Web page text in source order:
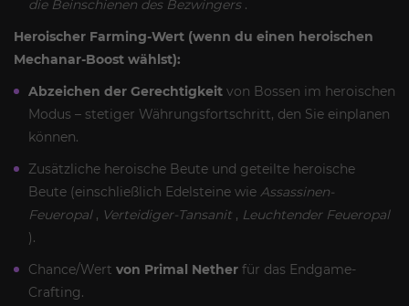
die Beinschienen des Bezwingers.
Heroischer Farming-Wert (wenn du einen heroischen
Mechanar-Boost wählst):
Abzeichen der Gerechtigkeit von Bossen im heroischen
Modus – stetiger Währungsfortschritt, den Sie einplanen
können.
Zusätzliche heroische Beute und geteilte heroische
Beute (einschließlich Edelsteine wie Assassinen-
Feueropal, Verteidiger-Tansanit , Leuchtender Feueropal
).
Chance/Wert von Primal Nether für das Endgame-
Crafting.